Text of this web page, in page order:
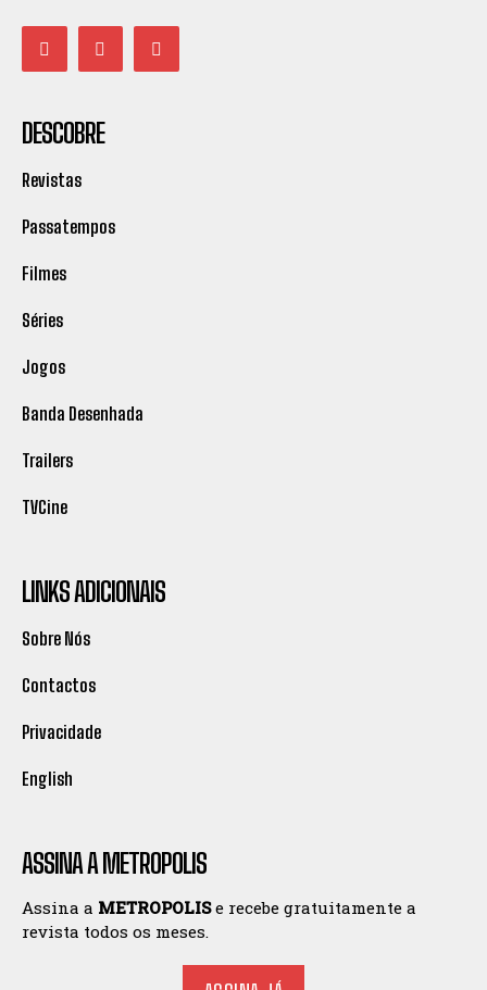
DESCOBRE
Revistas
Passatempos
Filmes
Séries
Jogos
Banda Desenhada
Trailers
TVCine
LINKS ADICIONAIS
Sobre Nós
Contactos
Privacidade
English
ASSINA A METROPOLIS
Assina a METROPOLISe recebe gratuitamente a
revista todos os meses.